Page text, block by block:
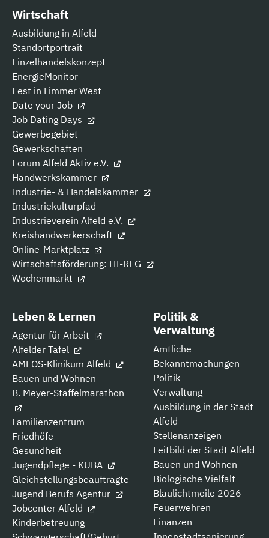
Wirtschaft
Ausbildung in Alfeld
Standortportrait
Einzelhandelskonzept
EnergieMonitor
Fest in Limmer West
Date your Job
Job Dating Days
Gewerbegebiet
Gewerkschaften
Forum Alfeld Aktiv e.V.
Handwerkskammer
Industrie- & Handelskammer
Industriekulturpfad
Industrieverein Alfeld e.V.
Kreishandwerkerschaft
Online-Marktplatz
Wirtschaftsförderung: HI-REG
Wochenmarkt
Leben & Lernen
Agentur für Arbeit
Alfelder Tafel
AMEOS-Klinikum Alfeld
Bauen und Wohnen
B. Meyer-Staffelmarathon
Familienzentrum
Friedhöfe
Gesundheit
Jugendpflege - KUBA
Gleichstellungsbeauftragte
Jugend Berufs Agentur
Jobcenter Alfeld
Kinderbetreuung
Politik &
Verwaltung
Amtliche
Bekanntmachungen
Politik
Verwaltung
Ausbildung in der Stadt
Alfeld
Stellenanzeigen
Leitbild der Stadt Alfeld
Bauen und Wohnen
Biologische Vielfalt
Blaulichtmeile 2026
Feuerwehren
Finanzen